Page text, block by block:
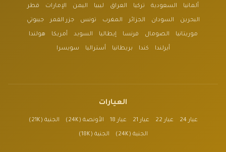
ألمانيا السعودية تركيا العراق ليبيا اليمن الإمارات قطر
البحرين السودان الجزائر المغرب تونس جزر القمر جيبوتي
موريتانيا الصومال فرنسا إيطاليا السويد أمريكا هولندا
أيرلندا كندا بريطانيا أستراليا سويسرا
العيارات
عيار 24 عيار 22 عيار 21 عيار 18 الأونصة (24K) الجنية (21K)
الجنية (24K) الجنية (18K)